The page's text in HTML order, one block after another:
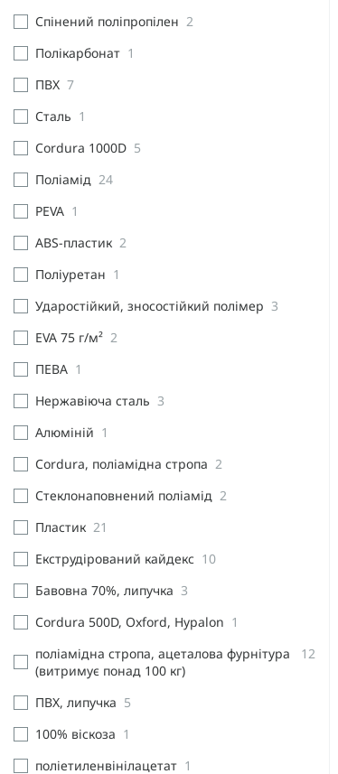
Спінений поліпропілен 2
Полікарбонат 1
ПВХ 7
Сталь 1
Cordura 1000D 5
Поліамід 24
PEVA 1
ABS-пластик 2
Поліуретан 1
Ударостійкий, зносостійкий полімер 3
EVA 75 г/м² 2
ПЕВА 1
Нержавіюча сталь 3
Алюміній 1
Cordura, поліамідна стропа 2
Стеклонаповнений поліамід 2
Пластик 21
Екструдірований кайдекс 10
Бавовна 70%, липучка 3
Cordura 500D, Oxford, Hypalon 1
поліамідна стропа, ацеталова фурнітура
(витримує понад 100 кг)
12
ПВХ, липучка 5
100% віскоза 1
поліетиленвінілацетат 1